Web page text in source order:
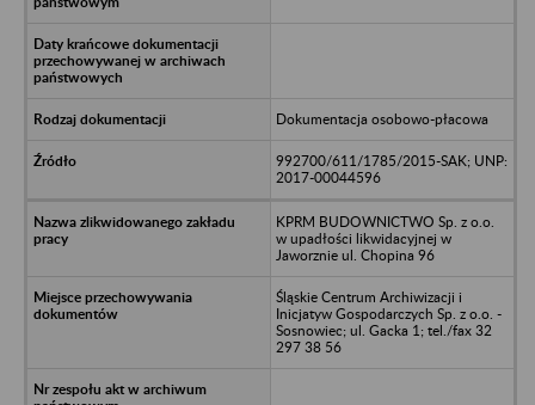
Dokumentacja osobowo-płacowa
992700/611/1785/2015-SAK; UNP:
2017-00044596
KPRM BUDOWNICTWO Sp. z o.o.
w upadłości likwidacyjnej w
Jaworznie ul. Chopina 96
Śląskie Centrum Archiwizacji i
Inicjatyw Gospodarczych Sp. z o.o. -
Sosnowiec; ul. Gacka 1; tel./fax 32
297 38 56